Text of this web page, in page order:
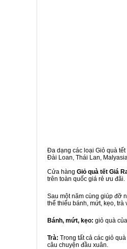
Đa dạng các loại Giỏ quà
Đài Loan, Thái Lan,
Cửa hàng Giỏ quà tết Giá
trên toàn quốc giá rẻ ưu đãi.
Sau một năm cùng giúp đỡ
thể thiếu bánh, mứt, kẹo, trà
Bánh, mứt, kẹo: giỏ quà
Trà: Trong tất cả các giỏ
câu chuyện đầu xuân.